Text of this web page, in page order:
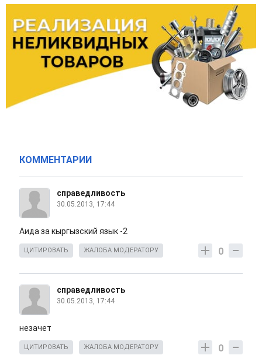
КОММЕНТАРИИ
справедливость
30.05.2013, 17:44
Аида за кыргызский язык -2
0
ЦИТИРОВАТЬ ЖАЛОБА МОДЕРАТОРУ
справедливость
30.05.2013, 17:44
незачет
0
ЦИТИРОВАТЬ ЖАЛОБА МОДЕРАТОРУ